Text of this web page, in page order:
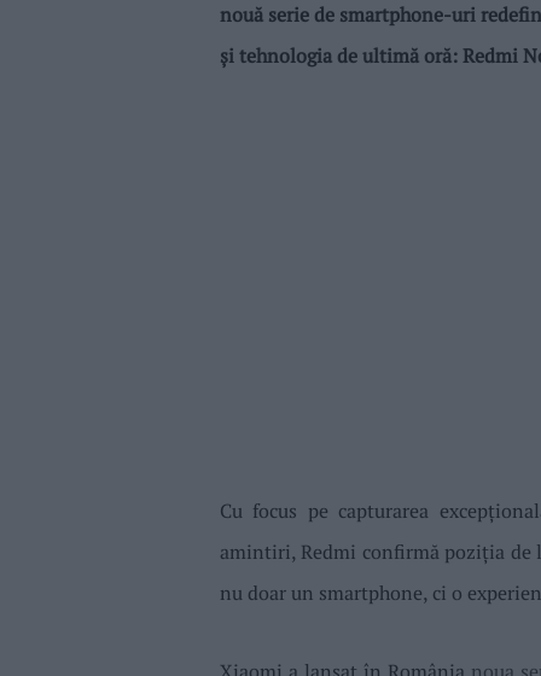
nouă serie de smartphone-uri
și tehnologia de ultimă oră: Redmi
Cu focus pe capturarea
amintiri, Redmi confirmă poziția
nu doar un smartphone, ci o